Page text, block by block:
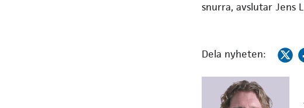
snurra, avslutar Jens
Dela nyheten: